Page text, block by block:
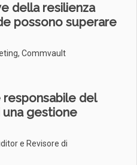
della resilienza
possono superare
Commvault
del
una gestione
e Revisore di